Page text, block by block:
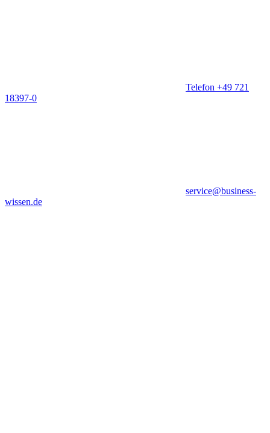
Telefon +49 721
18397-0
service@business-
wissen.de